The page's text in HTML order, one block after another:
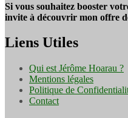
Si vous souhaitez booster
invite à découvrir mon offre
Liens Utiles
Qui est Jérôme Hoarau ?
Mentions légales
Politique de
Contact